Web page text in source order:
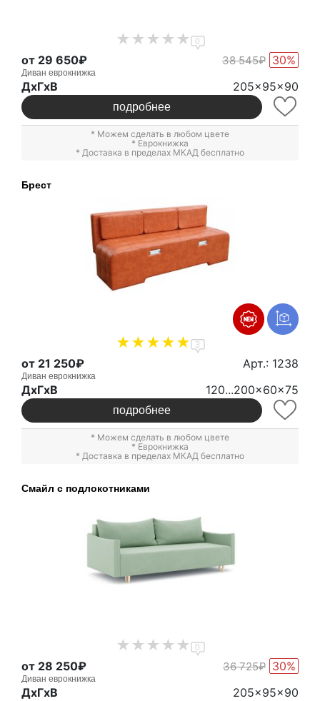
0
от 29 650₽ 38 545₽ 30%
Диван еврокнижка
ДxГxВ 205x95x90
подробнее
* Можем сделать в любом цвете
* Еврокнижка
* Доставка в пределах МКАД бесплатно
Брест
3
от 21 250₽ Арт.: 1238
Диван еврокнижка
ДxГxВ 120...200x60x75
подробнее
* Можем сделать в любом цвете
* Еврокнижка
* Доставка в пределах МКАД бесплатно
Смайл с подлокотниками
0
от 28 250₽ 36 725₽ 30%
Диван еврокнижка
ДxГxВ 205x95x90